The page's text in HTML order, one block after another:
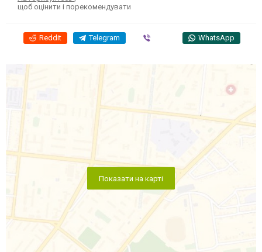
щоб оцінити і порекомендувати
Reddit Telegram WhatsApp
Показати на карті